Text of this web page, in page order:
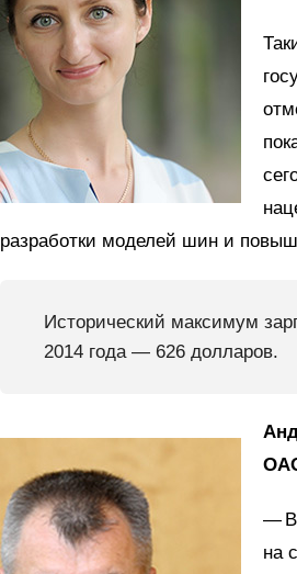
разработки моделей шин и
Исторический максимум
2014 года — 626 долларов.
— В
на